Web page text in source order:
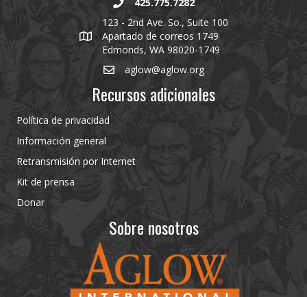
123 - 2nd Ave. So., Suite 100
Apartado de correos 1749
Edmonds, WA 98020-1749
aglow@aglow.org
Recursos adicionales
Política de privacidad
Información general
Retransmisión por Internet
Kit de prensa
Donar
Sobre nosotros